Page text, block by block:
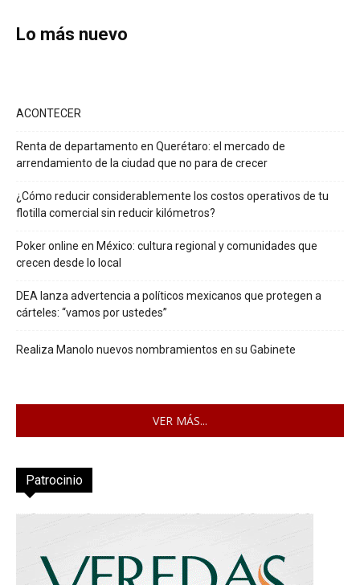
Lo más nuevo
ACONTECER
Renta de departamento en Querétaro: el mercado de
arrendamiento de la ciudad que no para de crecer
¿Cómo reducir considerablemente los costos operativos de tu
flotilla comercial sin reducir kilómetros?
Poker online en México: cultura regional y comunidades que
crecen desde lo local
DEA lanza advertencia a políticos mexicanos que protegen a
cárteles: “vamos por ustedes”
Realiza Manolo nuevos nombramientos en su Gabinete
VER MÁS...
Patrocinio